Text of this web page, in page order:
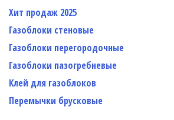
Хит продаж 2025
Газоблоки стеновые
Газоблоки перегородочные
Газоблоки пазогребневые
Клей для газоблоков
Перемычки брусковые